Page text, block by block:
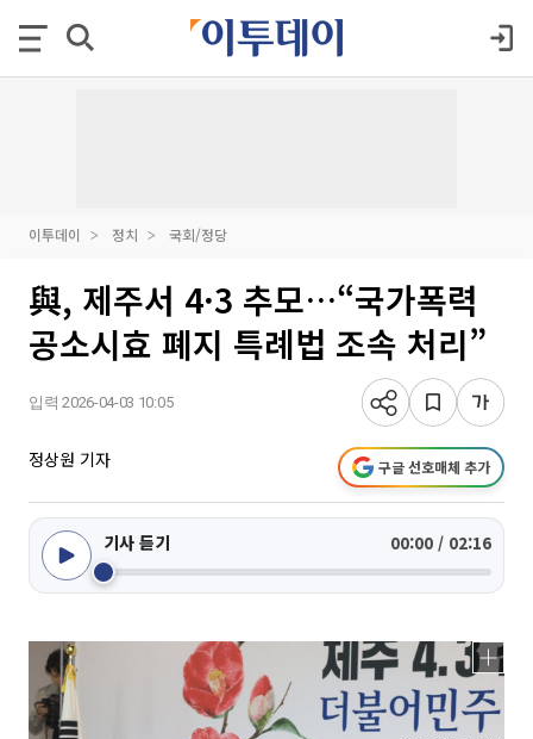
이투데이 정치 국회/정당
與, 제주서 4·3 추모…“국가폭력
공소시효 폐지 특례법 조속 처리”
입력 2026-04-03 10:05
정상원 기자 구글 선호매체 추가
기사 듣기 00:00 / 02:16